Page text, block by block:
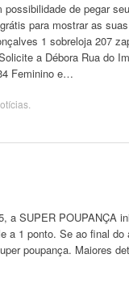
de pegar
para mostrar as
1 sobreloja 207
a Débora Rua do
Feminino e…
a SUPER POUPANÇA
a 1 ponto. Se ao final
poupança. Maiores